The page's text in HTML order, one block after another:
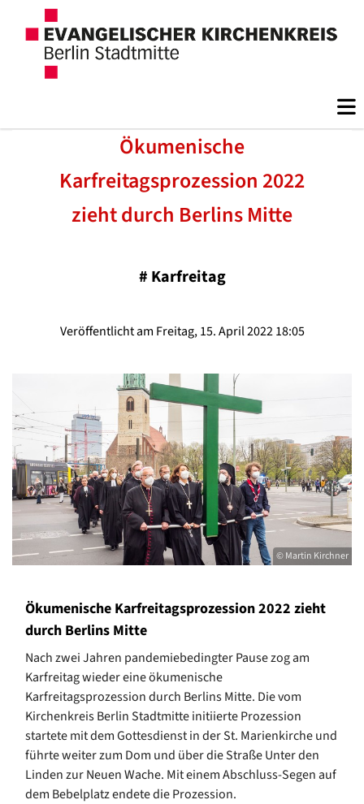
Ökumenische
Karfreitagsprozession 2022
zieht durch Berlins Mitte
# Karfreitag
Veröffentlicht am Freitag, 15. April 2022 18:05
© Martin Kirchner
Ökumenische Karfreitagsprozession 2022 zieht
durch Berlins Mitte
Nach zwei Jahren pandemiebedingter Pause zog am
Karfreitag wieder eine ökumenische
Karfreitagsprozession durch Berlins Mitte. Die vom
Kirchenkreis Berlin Stadtmitte initiierte Prozession
startete mit dem Gottesdienst in der St. Marienkirche und
führte weiter zum Dom und über die Straße Unter den
Linden zur Neuen Wache. Mit einem Abschluss-Segen auf
dem Bebelplatz endete die Prozession.